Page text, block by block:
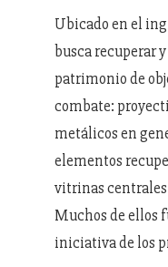
Ubicado en el
busca recuperar
patrimonio de
combate:
metálicos en
elementos
vitrinas
Muchos de ellos
iniciativa de los